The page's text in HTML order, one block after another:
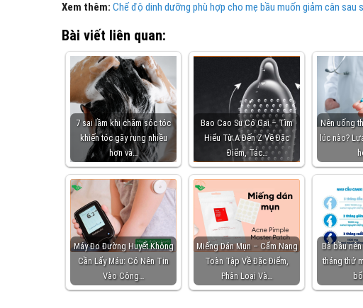
Xem thêm: Chế độ dinh dưỡng phù hợp cho mẹ bầu muốn giảm cân sau
Bài viết liên quan:
7 sai lầm khi chăm sóc tóc
khiến tóc gãy rụng nhiều
hơn và…
Bao Cao Su Có Gai – Tìm
Hiểu Từ A Đến Z Về Đặc
Điểm, Tác…
Nên uống
lúc nào?
Máy Đo Đường Huyết Không
Cần Lấy Máu: Có Nên Tin
Vào Công…
Miếng Dán Mụn – Cẩm Nang
Toàn Tập Về Đặc Điểm,
Phân Loại Và…
Bà bầu
tháng thứ